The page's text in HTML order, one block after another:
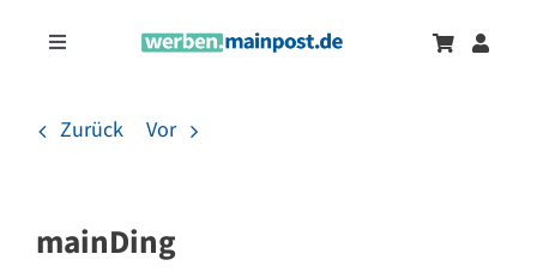
InhaltToggle
Onlinewerbung
Zurück Vor
mainDing